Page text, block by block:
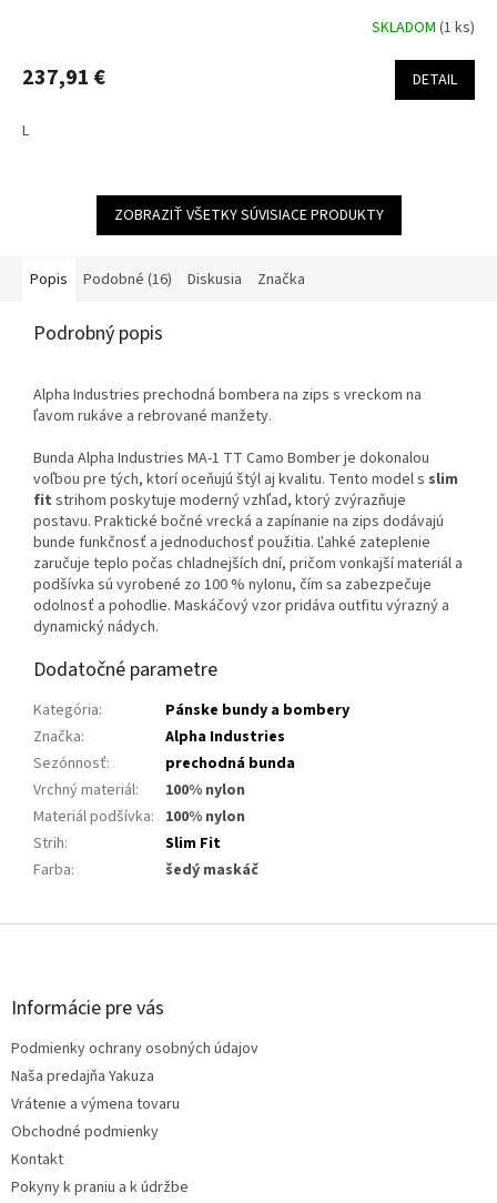
SKLADOM (1 ks)
237,91 € DETAIL
L
ZOBRAZIŤ VŠETKY SÚVISIACE PRODUKTY
Popis Podobné (16) Diskusia Značka
Podrobný popis
Alpha Industries prechodná bombera na zips s vreckom na
ľavom rukáve a rebrované manžety.
Bunda Alpha Industries MA-1 TT Camo Bomber je dokonalou
voľbou pre tých, ktorí oceňujú štýl aj kvalitu. Tento model s slim
fit strihom poskytuje moderný vzhľad, ktorý zvýrazňuje
postavu. Praktické bočné vrecká a zapínanie na zips dodávajú
bunde funkčnosť a jednoduchosť použitia. Ľahké zateplenie
zaručuje teplo počas chladnejších dní, pričom vonkajší materiál a
podšívka sú vyrobené zo 100 % nylonu, čím sa zabezpečuje
odolnosť a pohodlie. Maskáčový vzor pridáva outfitu výrazný a
dynamický nádych.
Dodatočné parametre
Kategória:
Pánske bundy a bombery
Značka:
Alpha Industries
Sezónnosť:
prechodná bunda
Vrchný materiál:
100% nylon
Materiál podšívka: 100% nylon
Strih:
Slim Fit
Farba: šedý maskáč
Z
Informácie pre vás
Podmienky ochrany osobných údajov
Naša predajňa Yakuza
Vrátenie a výmena tovaru
Obchodné podmienky
Kontakt
Pokyny k praniu a k údržbe